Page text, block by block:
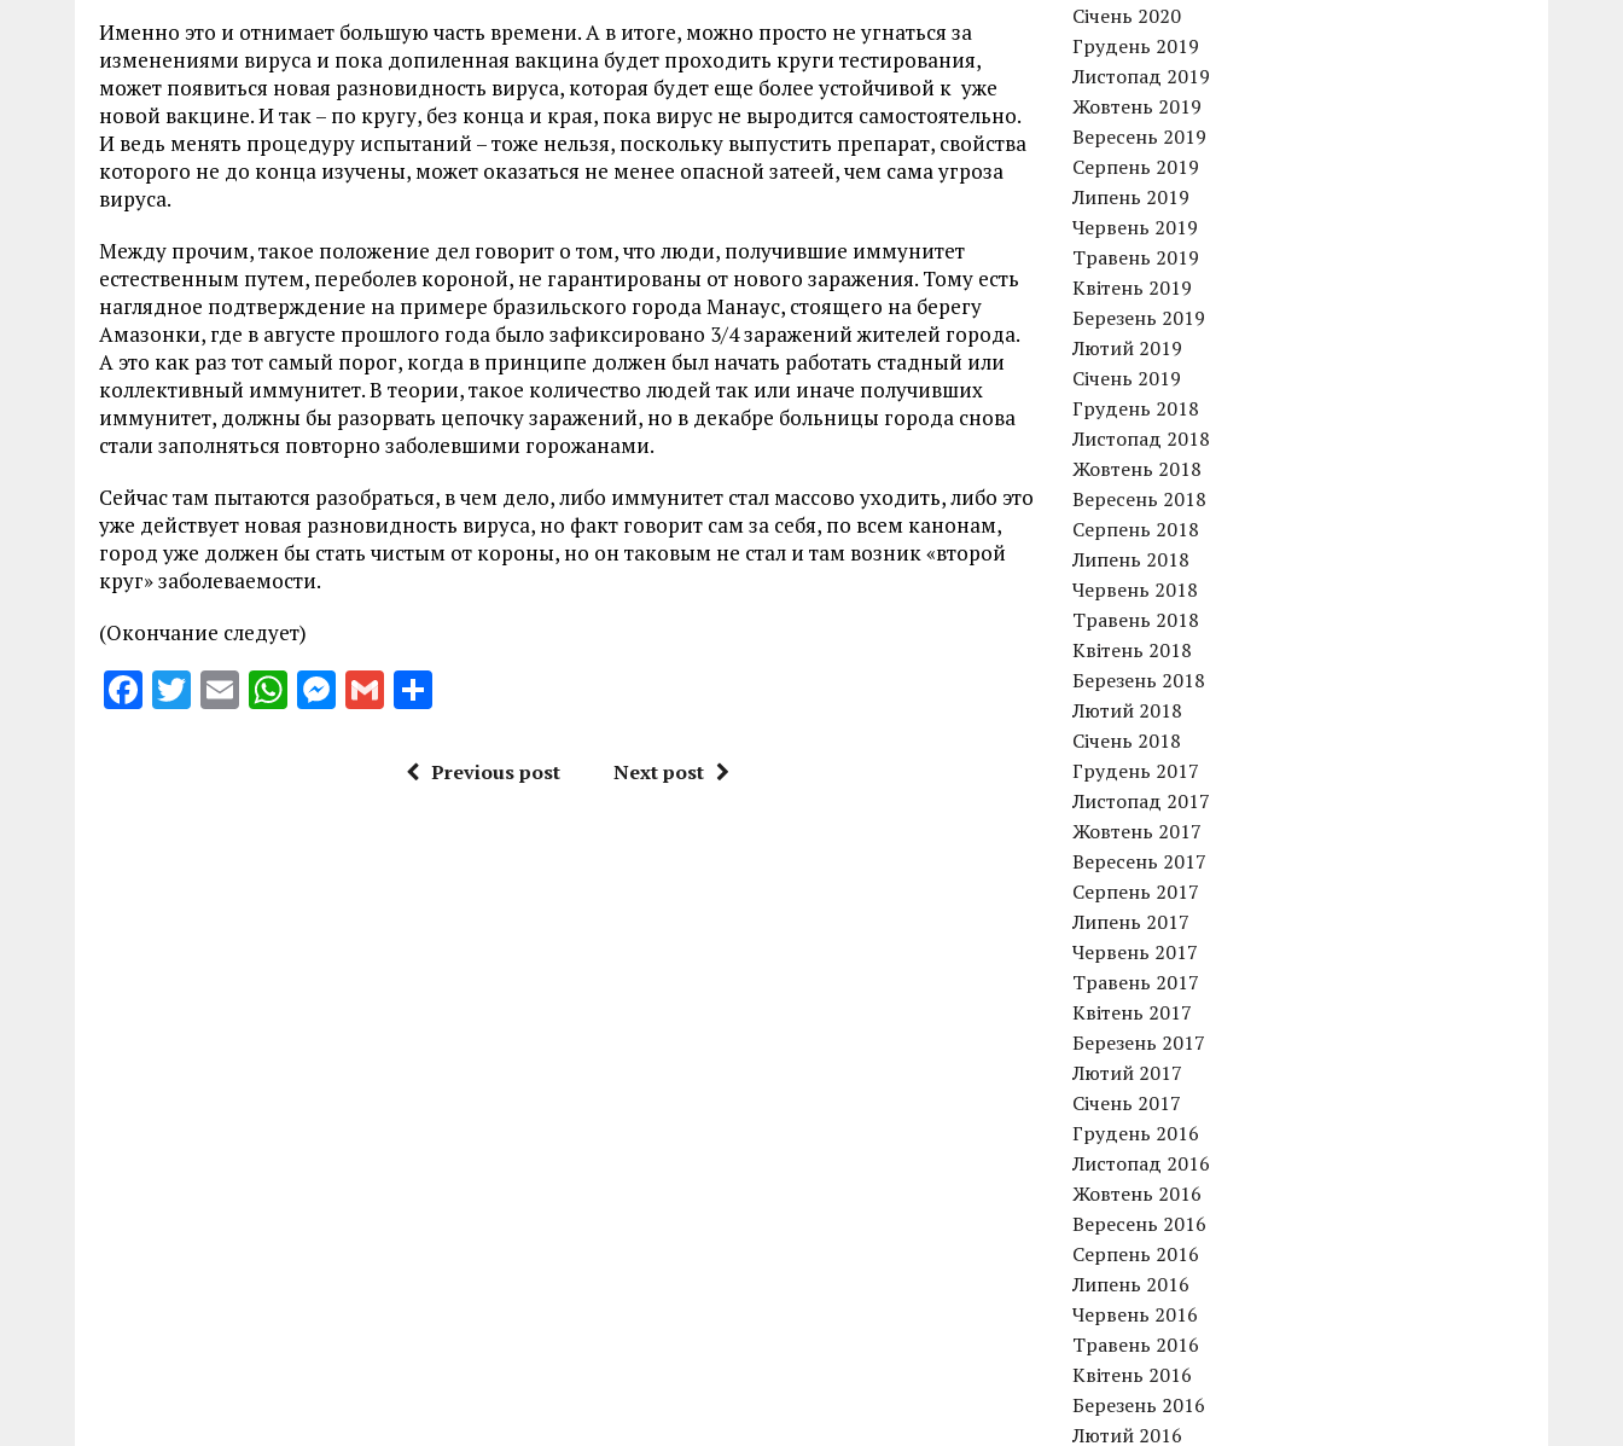
Именно это и отнимает большую часть времени. А в итоге, можно просто не угнаться за
изменениями вируса и пока допиленная вакцина будет проходить круги тестирования,
может появиться новая разновидность вируса, которая будет еще более устойчивой к уже
новой вакцине. И так – по кругу, без конца и края, пока вирус не выродится самостоятельно.
И ведь менять процедуру испытаний – тоже нельзя, поскольку выпустить препарат, свойства
которого не до конца изучены, может оказаться не менее опасной затеей, чем сама угроза
вируса.
Между прочим, такое положение дел говорит о том, что люди, получившие иммунитет
естественным путем, переболев короной, не гарантированы от нового заражения. Тому есть
наглядное подтверждение на примере бразильского города Манаус, стоящего на берегу
Амазонки, где в августе прошлого года было зафиксировано 3/4 заражений жителей города.
А это как раз тот самый порог, когда в принципе должен был начать работать стадный или
коллективный иммунитет. В теории, такое количество людей так или иначе получивших
иммунитет, должны бы разорвать цепочку заражений, но в декабре больницы города снова
стали заполняться повторно заболевшими горожанами.
Сейчас там пытаются разобраться, в чем дело, либо иммунитет стал массово уходить, либо это
уже действует новая разновидность вируса, но факт говорит сам за себя, по всем канонам,
город уже должен бы стать чистым от короны, но он таковым не стал и там возник «второй
круг» заболеваемости.
(Окончание следует)
F T E W M G
ai a
Previous post Next post
Січень 2020
Грудень 2019
Листопад 2019
Жовтень 2019
Вересень 2019
Серпень 2019
Липень 2019
Червень 2019
Травень 2019
Квітень 2019
Березень 2019
Лютий 2019
Січень 2019
Грудень 2018
Листопад 2018
Жовтень 2018
Вересень 2018
Серпень 2018
Липень 2018
Червень 2018
Травень 2018
Квітень 2018
Березень 2018
Лютий 2018
Січень 2018
Грудень 2017
Листопад 2017
Жовтень 2017
Вересень 2017
Серпень 2017
Липень 2017
Червень 2017
Травень 2017
Квітень 2017
Березень 2017
Лютий 2017
Січень 2017
Грудень 2016
Листопад 2016
Жовтень 2016
Вересень 2016
Серпень 2016
Липень 2016
Червень 2016
Травень 2016
Квітень 2016
Березень 2016
Лютий 2016